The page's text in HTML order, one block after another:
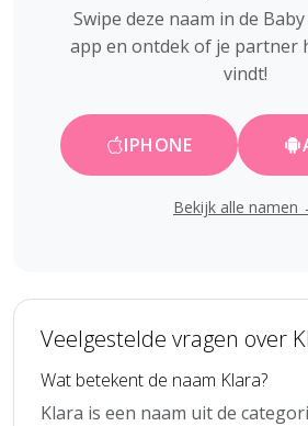
Swipe deze naam in de
app en ontdek of je partner
vindt!
IPHONE
Bekijk alle namen
Veelgestelde vragen over
Wat betekent de naam Klara?
Klara is een naam uit de